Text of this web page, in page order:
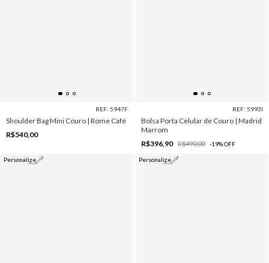
REF: 5947F
Shoulder Bag Mini Couro | Rome Café
R$540,00
REF: 5993I
Bolsa Porta Celular de Couro | Madrid
Marrom
R$396,90
R$490,00 -19%OFF
Personalize Personalize